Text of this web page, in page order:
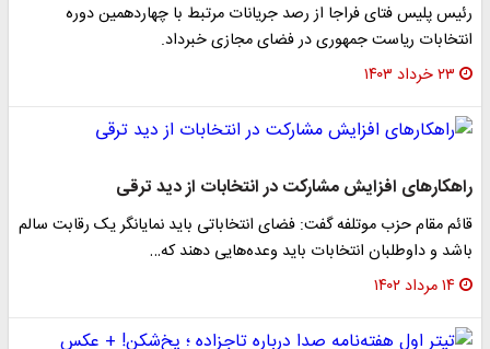
رئیس پلیس فتای فراجا از رصد جریانات مرتبط با چهاردهمین دوره
انتخابات ریاست جمهوری در فضای مجازی خبرداد.
۲۳ خرداد ۱۴۰۳
راهکارهای افزایش مشارکت در انتخابات از دید ترقی
قائم مقام حزب موتلفه گفت: فضای انتخاباتی باید نمایانگر یک رقابت سالم
باشد و داوطلبان انتخابات باید وعده‌هایی دهند که…
۱۴ مرداد ۱۴۰۲